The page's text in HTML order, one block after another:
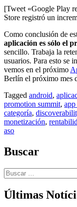
[Tweet «Google Play
Store registró un
Como conclusión de
aplicación es sólo el
sencillo. Trabaja la
usuarios. Para esto se
vemos en el próximo
Berlín el próximo mes
Tagged android,
promotion summit,
categoría,
monetización,
aso
Buscar
Buscar:
Últimas